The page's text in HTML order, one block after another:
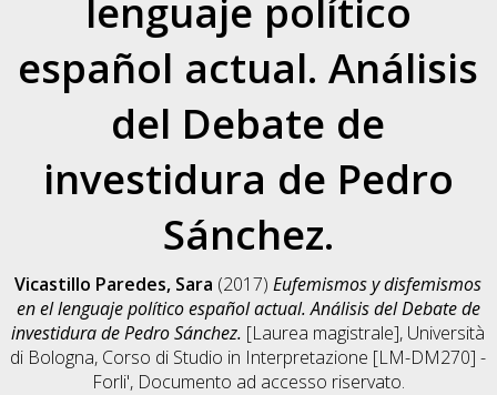
lenguaje político
español actual. Análisis
del Debate de
investidura de Pedro
Sánchez.
Vicastillo Paredes, Sara (2017)Eufemismos y disfemismos
en el lenguaje político español actual. Análisis del Debate de
investidura de Pedro Sánchez. [Laurea magistrale], Università
di Bologna, Corso di Studio in Interpretazione [LM-DM270] -
Forli', Documento ad accesso riservato.